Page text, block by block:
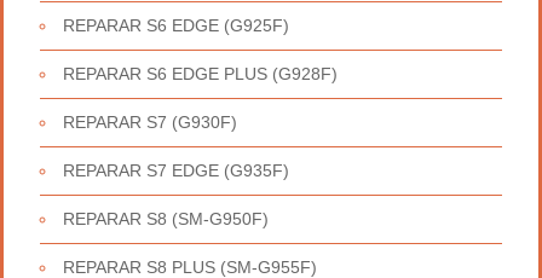
REPARAR S6 EDGE (G925F)
REPARAR S6 EDGE PLUS (G928F)
REPARAR S7 (G930F)
REPARAR S7 EDGE (G935F)
REPARAR S8 (SM-G950F)
REPARAR S8 PLUS (SM-G955F)